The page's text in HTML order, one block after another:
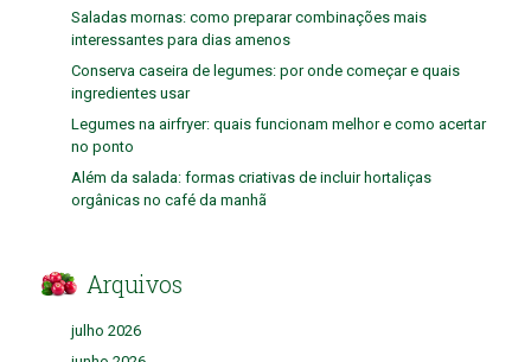
Saladas mornas: como preparar combinações mais
interessantes para dias amenos
Conserva caseira de legumes: por onde começar e quais
ingredientes usar
Legumes na airfryer: quais funcionam melhor e como acertar
no ponto
Além da salada: formas criativas de incluir hortaliças
orgânicas no café da manhã
Arquivos
julho 2026